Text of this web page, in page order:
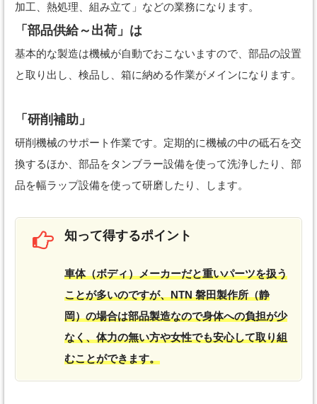
加工、熱処理、組み立て」などの業務になります。
「部品供給～出荷」は
基本的な製造は機械が自動でおこないますので、部品の設置
と取り出し、検品し、箱に納める作業がメインになります。
「研削補助」
研削機械のサポート作業です。定期的に機械の中の砥石を交
換するほか、部品をタンブラー設備を使って洗浄したり、部
品を幅ラップ設備を使って研磨したり、します。
知って得するポイント
車体（ボディ）メーカーだと重いパーツを扱う
ことが多いのですが、NTN 磐田製作所（静
岡）の場合は部品製造なので身体への負担が少
なく、体力の無い方や女性でも安心して取り組
むことができます。